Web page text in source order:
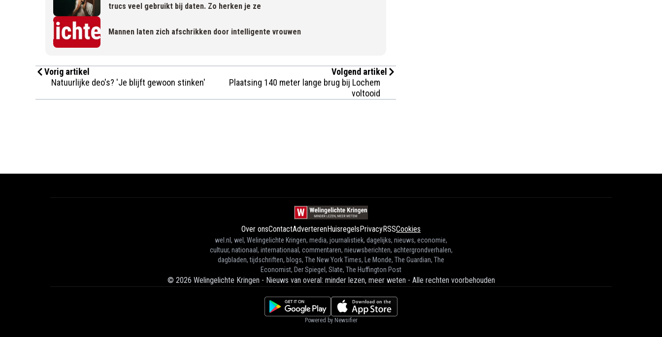
trucs veel gebruikt bij daten. Zo herken je ze
Mannen laten zich afschrikken door intelligente vrouwen
Vorig artikel
Natuurlijke deo's? 'Je blijft gewoon stinken'
Volgend artikel
Plaatsing 140 meter lange brug bij Lochem
voltooid
Over onsContactAdverterenHuisregelsPrivacyRSSCookies
wel.nl, wel, Welingelichte Kringen, media, journalistiek, dagelijks, nieuws, economie,
cultuur, nationaal, internationaal, commentaren, nieuwsberichten, achtergrondverhalen,
dagbladen, tijdschriften, blogs, The New York Times, Le Monde, The Guardian, The
Economist, Der Spiegel, Slate, The Huffington Post
© 2026 Welingelichte Kringen - Nieuws van overal: minder lezen, meer weten - Alle rechten voorbehouden
Powered by Newsifier